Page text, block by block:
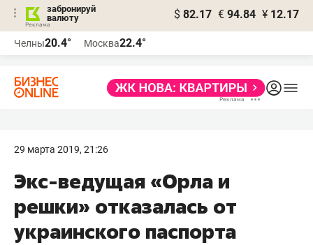
забронируй
валюту
$ 82.17 € 94.84 ¥ 12.17
Челны20.4° Москва22.4°
29 марта 2019, 21:26
Экс-ведущая «Орла и
решки» отказалась от
украинского паспорта